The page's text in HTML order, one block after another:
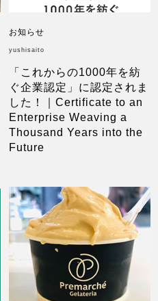
お知らせ
yushisaito
「これからの1000年を紡
ぐ企業認定」に認定されま
した！｜Certificate to an
Enterprise Weaving a
Thousand Years into the
Future